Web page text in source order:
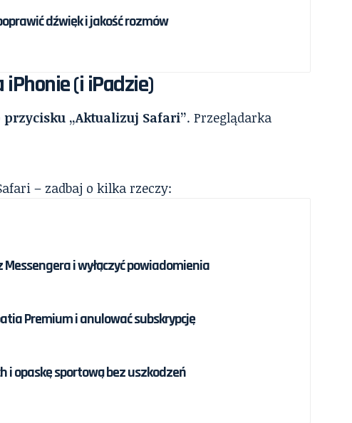
dźwięk i jakość rozmów
(i iPadzie)
„Aktualizuj Safari”. Przeglądarka
– zadbaj o kilka rzeczy:
i wyłączyć powiadomienia
Premium i anulować subskrypcję
i opaskę sportową bez uszkodzeń